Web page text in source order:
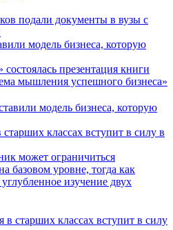
модель бизнеса, которую
презентация книги
мышления успешного бизнеса»
классах вступит в силу в
может ограничиться
базовом уровне, тогда как
изучение двух